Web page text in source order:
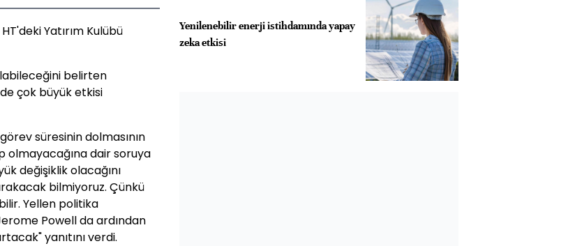
Yatırım Kulübü
belirten
çok büyük etkisi
süresinin dolmasının
olmayacağına dair soruya
değişiklik olacağını
bilmiyoruz. Çünkü
Yellen politika
Powell da ardından
yanıtını verdi.
Yenilenebilir enerji istihdamında yapay
zeka etkisi